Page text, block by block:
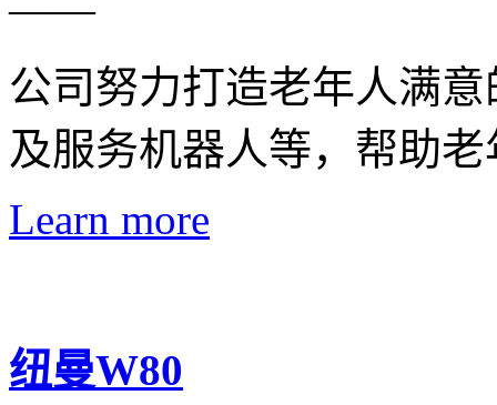
公司努力打造老年人满
及服务机器人等，帮助
Learn more
纽曼W80